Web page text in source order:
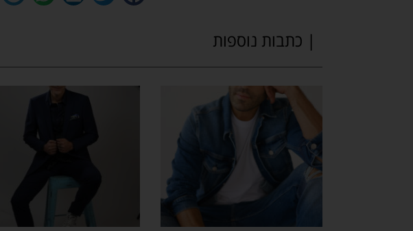
| כתבות נוספות